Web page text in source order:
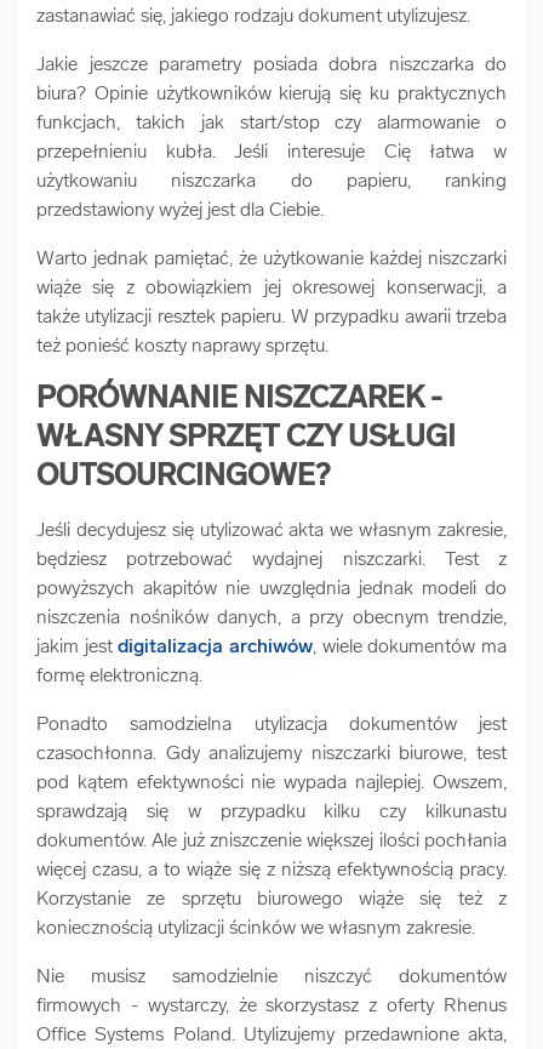
zastanawiać się, jakiego rodzaju dokument utylizujesz.
Jakie jeszcze parametry posiada dobra niszczarka do
biura? Opinie użytkowników kierują się ku praktycznych
funkcjach, takich jak start/stop czy alarmowanie o
przepełnieniu kubła. Jeśli interesuje Cię łatwa w
użytkowaniu niszczarka do papieru, ranking
przedstawiony wyżej jest dla Ciebie.
Warto jednak pamiętać, że użytkowanie każdej niszczarki
wiąże się z obowiązkiem jej okresowej konserwacji, a
także utylizacji resztek papieru. W przypadku awarii trzeba
też ponieść koszty naprawy sprzętu.
PORÓWNANIE NISZCZAREK -
WŁASNY SPRZĘT CZY USŁUGI
OUTSOURCINGOWE?
Jeśli decydujesz się utylizować akta we własnym zakresie,
będziesz potrzebować wydajnej niszczarki. Test z
powyższych akapitów nie uwzględnia jednak modeli do
niszczenia nośników danych, a przy obecnym trendzie,
jakim jestdigitalizacja archiwów, wiele dokumentów ma
formę elektroniczną.
Ponadto samodzielna utylizacja dokumentów jest
czasochłonna. Gdy analizujemy niszczarki biurowe, test
pod kątem efektywności nie wypada najlepiej. Owszem,
sprawdzają się w przypadku kilku czy kilkunastu
dokumentów. Ale już zniszczenie większej ilości pochłania
więcej czasu, a to wiąże się z niższą efektywnością pracy.
Korzystanie ze sprzętu biurowego wiąże się też z
koniecznością utylizacji ścinków we własnym zakresie.
Nie musisz samodzielnie niszczyć dokumentów
firmowych - wystarczy, że skorzystasz z oferty Rhenus
Office Systems Poland. Utylizujemy przedawnione akta,